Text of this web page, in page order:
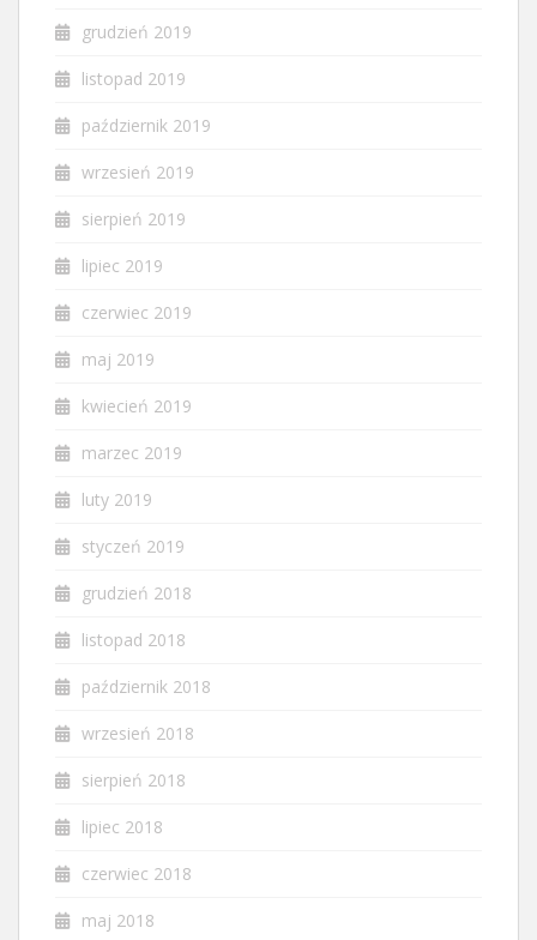
grudzień 2019
listopad 2019
październik 2019
wrzesień 2019
sierpień 2019
lipiec 2019
czerwiec 2019
maj 2019
kwiecień 2019
marzec 2019
luty 2019
styczeń 2019
grudzień 2018
listopad 2018
październik 2018
wrzesień 2018
sierpień 2018
lipiec 2018
czerwiec 2018
maj 2018